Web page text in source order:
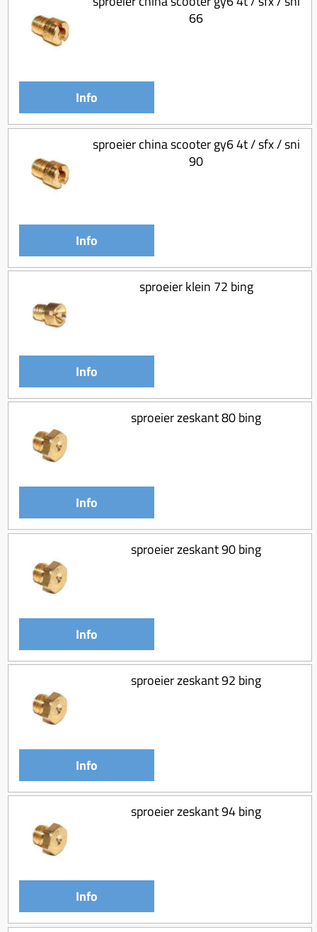
66
Info
sproeier china scooter gy6 4t / sfx / sni
90
Info
sproeier klein 72 bing
Info
sproeier zeskant 80 bing
Info
sproeier zeskant 90 bing
Info
sproeier zeskant 92 bing
Info
sproeier zeskant 94 bing
Info